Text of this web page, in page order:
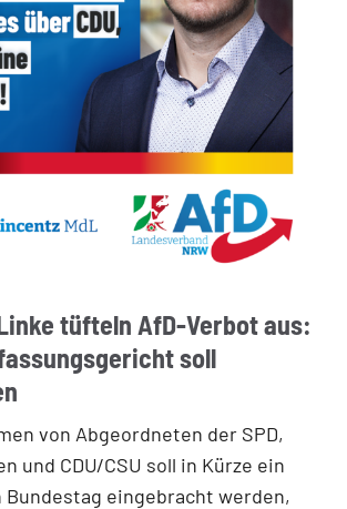
tüfteln AfD-Verbot aus:
soll
von Abgeordneten der SPD,
und CDU/CSU soll in Kürze ein
Bundestag eingebracht werden,